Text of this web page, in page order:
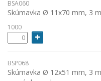
BSA060
Skúmavka Ø 11x70 mm, 3
1000
BSP068
Skúmavka Ø 12x51 mm, 3